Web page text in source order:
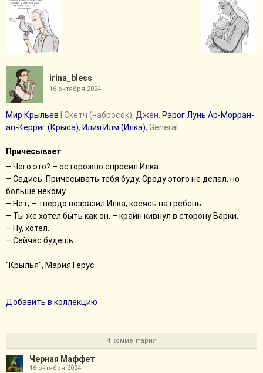
irina_bless
16 октября 2024
Мир Крыльев | Скетч (набросок), Джен, Рарог Лунь Ар-Морран-
ап-Керриг (Крыса), Илия Илм (Илка), General
Причесывает
– Чего это? – осторожно спросил Илка.
– Садись. Причесывать тебя буду. Сроду этого не делал, но
больше некому.
– Нет, – твердо возразил Илка, косясь на гребень.
– Ты же хотел быть как он, – крайн кивнул в сторону Варки.
– Ну, хотел.
– Сейчас будешь.
"Крылья", Мария Герус
Добавить в коллекцию
4 комментария
Черная Маффет
16 октября 2024